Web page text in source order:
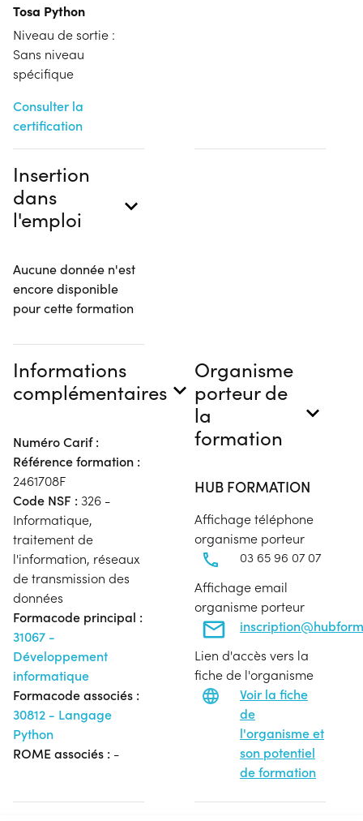
Tosa Python
Niveau de sortie :
Sans niveau
spécifique
Consulter la
certification
Insertion
dans
l'emploi
Aucune donnée n'est
encore disponible
pour cette formation
Informations
complémentaires
Numéro Carif :
Référence formation :
2461708F
Code NSF : 326 -
Informatique,
traitement de
l'information, réseaux
de transmission des
données
Formacode principal :
31067 -
Développement
informatique
Formacode associés :
30812 - Langage
Python
ROME associés : -
Organisme
porteur de
la
formation
HUB FORMATION
Affichage téléphone
organisme porteur
03 65 96 07 07
Affichage email
organisme porteur
Lien d'accès vers la
fiche de l'organisme
Voir la fiche
de
l'organisme et
son potentiel
de formation